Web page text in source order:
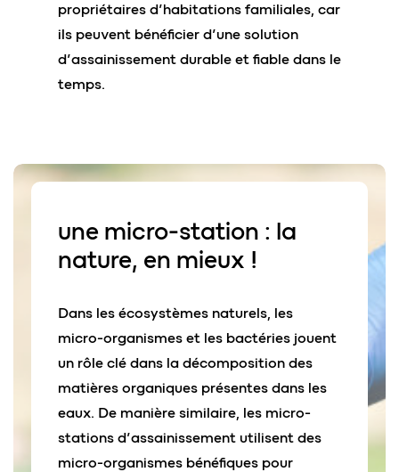
propriétaires d’habitations familiales, car
ils peuvent bénéficier d’une solution
d’assainissement durable et fiable dans le
temps.
une micro-station : la
nature, en mieux !
Dans les écosystèmes naturels, les
micro-organismes et les bactéries jouent
un rôle clé dans la décomposition des
matières organiques présentes dans les
eaux. De manière similaire, les micro-
stations d’assainissement utilisent des
micro-organismes bénéfiques pour